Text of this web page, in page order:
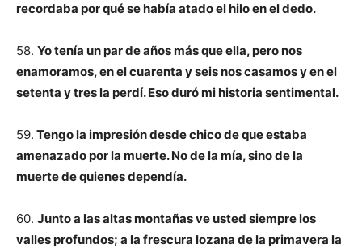
recordaba por qué se había atado el hilo en el dedo.
58. Yo tenía un par de años más que ella, pero nos
enamoramos, en el cuarenta y seis nos casamos y en el
setenta y tres la perdí. Eso duró mi historia sentimental.
59. Tengo la impresión desde chico de que estaba
amenazado por la muerte. No de la mía, sino de la
muerte de quienes dependía.
60. Junto a las altas montañas ve usted siempre los
valles profundos; a la frescura lozana de la primavera la